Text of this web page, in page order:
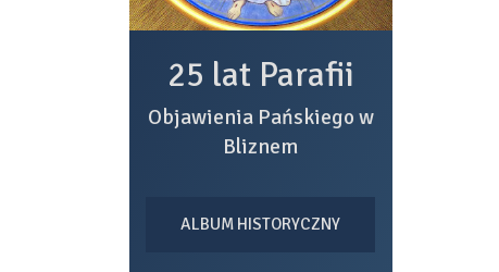
25 lat Parafii
Objawienia Pańskiego w
Bliznem
ALBUM HISTORYCZNY